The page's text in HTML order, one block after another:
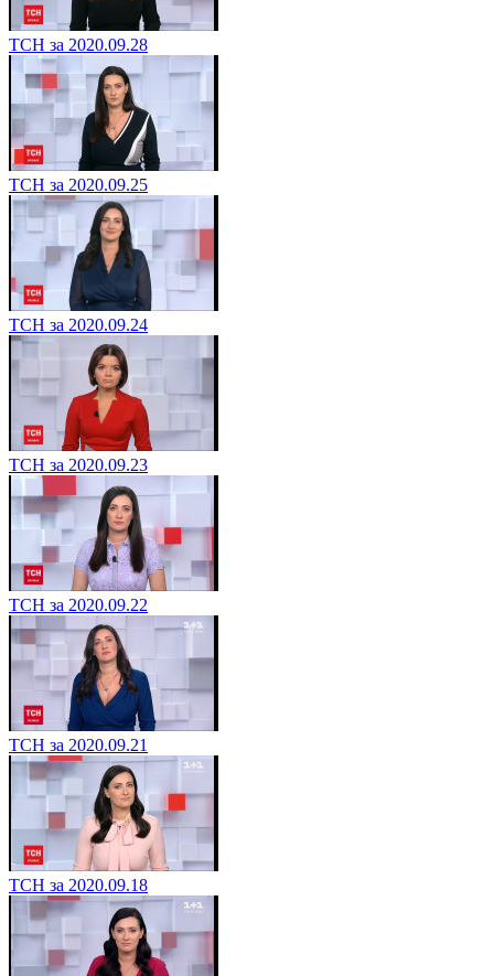
ТСН за 2020.09.28
ТСН за 2020.09.25
ТСН за 2020.09.24
ТСН за 2020.09.23
ТСН за 2020.09.22
ТСН за 2020.09.21
ТСН за 2020.09.18